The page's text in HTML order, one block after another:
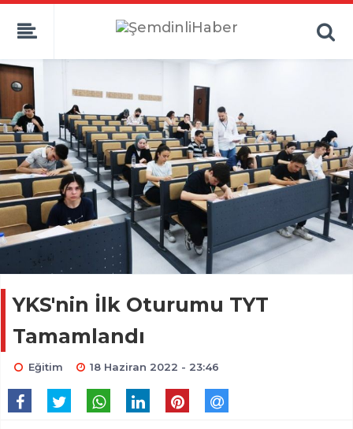
YKS'nin İlk Oturumu TYT
Tamamlandı
Eğitim 18 Haziran 2022 - 23:46